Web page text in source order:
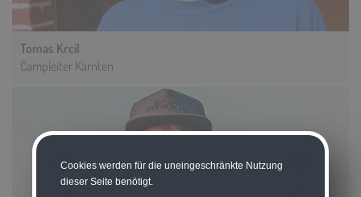
Tomas Krcil
Campleiter Kärnten
Cookies werden für die uneingeschränkte Nutzung
dieser Seite benötigt.